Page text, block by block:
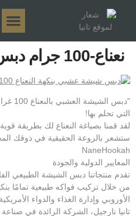
نعناع-100 جرام دبس الشيشة العشبي
"دبس
التي تحلم بها!
لقد قمنا بصياغة النعناع لك بطريقة
ستشعر بالروعة الحقيقية في ذوقك
NaneHookah
المعايير الدولية والجودة
تقدم منتجاتنا دبس الشيشة الطبيعي
من خلال تركيب فواكه طبيعية تمامًا
الأوروبي وإدارة الغذاء والدواء
تانيا نارجيل، الشركة الرائدة في